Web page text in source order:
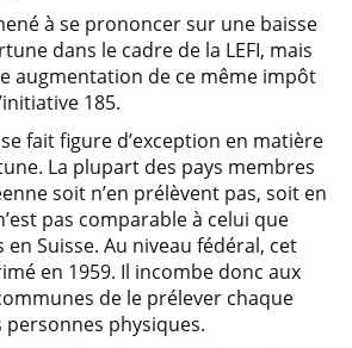
à se prononcer sur une baisse
dans le cadre de la LEFI, mais
augmentation de ce même impôt
185.
fait figure d’exception en matière
La plupart des pays membres
soit n’en prélèvent pas, soit en
pas comparable à celui que
Suisse. Au niveau fédéral, cet
en 1959. Il incombe donc aux
de le prélever chaque
physiques.